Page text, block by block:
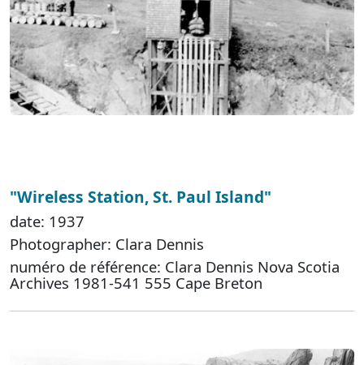
"Wireless Station, St. Paul Island"
date: 1937
Photographer: Clara Dennis
numéro de référence: Clara Dennis Nova Scotia
Archives 1981-541 555 Cape Breton